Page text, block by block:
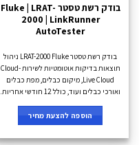
בודק רשת טסטר Fluke | LRAT-
2000 | LinkRunner
AutoTester
בודק רשת טסטר LRAT-2000 Fluke ניהול
תוצאות בדיקות אוטומטיות לשירות Cloud-
Live Cloud, מיקום כבלים, מפת כבלים
ואורכי כבלים ועוד, כולל 12 חודשי אחריות.
הוספה להצעת מחיר